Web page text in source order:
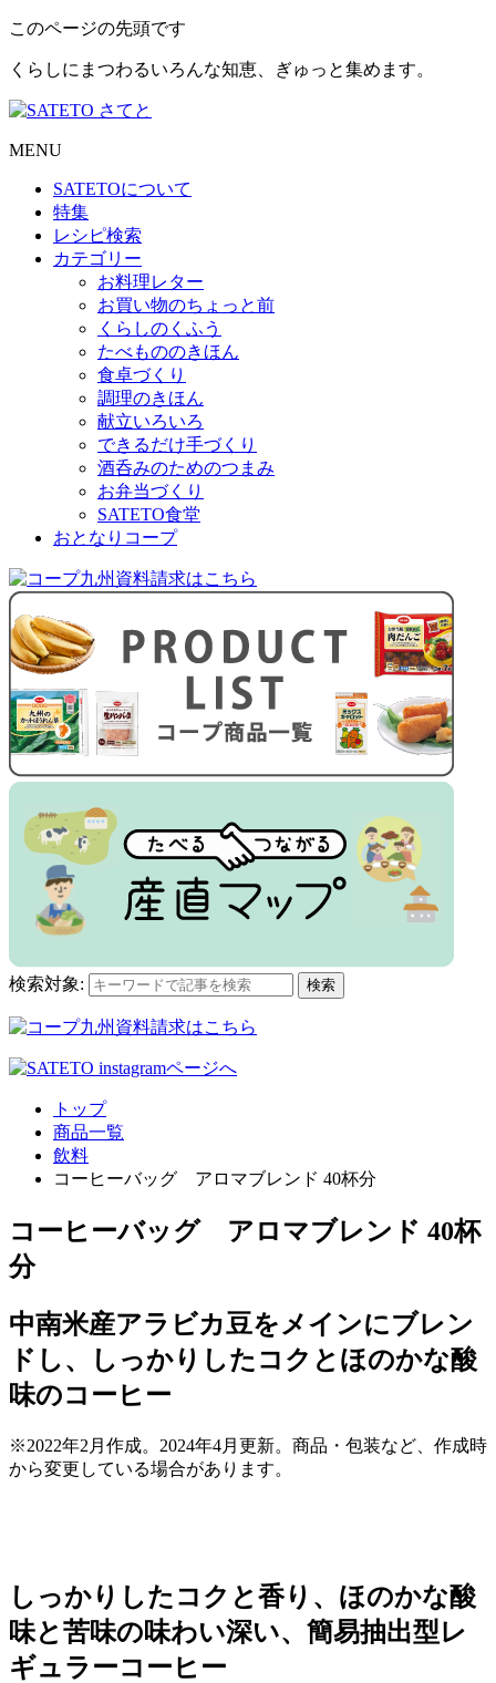
このページの先頭です
くらしにまつわるいろんな知恵、ぎゅっと集めます。
MENU
SATETOについて
特集
レシピ検索
カテゴリー
お料理レター
お買い物のちょっと前
くらしのくふう
たべもののきほん
食卓づくり
調理のきほん
献立いろいろ
できるだけ手づくり
酒呑みのためのつまみ
お弁当づくり
SATETO食堂
おとなりコープ
検索対象: 検索
トップ
商品一覧
飲料
コーヒーバッグ アロマブレンド 40杯分
コーヒーバッグ アロマブレンド 40杯
分
中南米産アラビカ豆をメインにブレン
ドし、しっかりしたコクとほのかな酸
味のコーヒー
※2022年2月作成。2024年4月更新。商品・包装など、作成時
から変更している場合があります。
しっかりしたコクと香り、ほのかな酸
味と苦味の味わい深い、簡易抽出型レ
ギュラーコーヒー